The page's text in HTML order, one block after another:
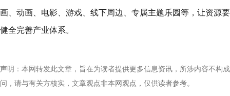
画、动画、电影、游戏、线下周边、专属主题乐园等，让资源
健全完善产业体系。
声明：本网转发此文章，旨在为读者提供更多信息资讯，所涉内容不构
问，请与有关方核实，文章观点非本网观点，仅供读者参考。